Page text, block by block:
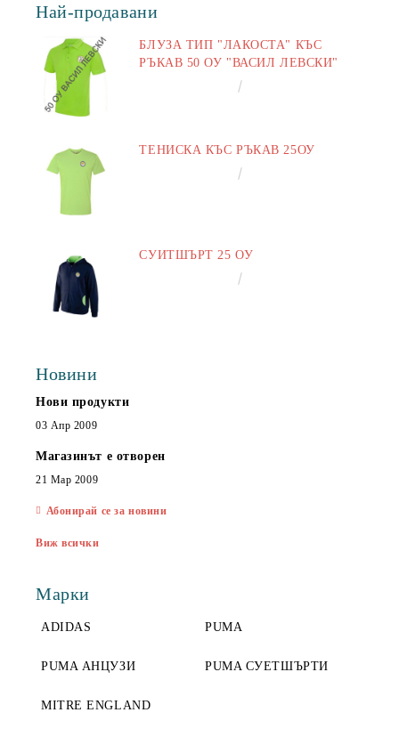
Най-продавани
БЛУЗА ТИП "ЛАКОСТА" КЪС
РЪКАВ 50 ОУ "ВАСИЛ ЛЕВСКИ"
ТЕНИСКА КЪС РЪКАВ 25ОУ
СУИТШЪРТ 25 ОУ
Новини
Нови продукти
03 Апр 2009
Магазинът е отворен
21 Мар 2009
Абонирай се за новини
Виж всички
Марки
ADIDAS PUMA
PUMA АНЦУЗИ PUMA СУЕТШЪРТИ
MITRE ENGLAND